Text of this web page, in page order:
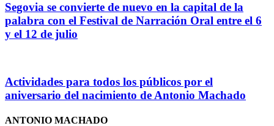
Segovia se convierte de nuevo en la capital de la
palabra con el Festival de Narración Oral entre el 6
y el 12 de julio
Actividades para todos los públicos por el
aniversario del nacimiento de Antonio Machado
ANTONIO MACHADO